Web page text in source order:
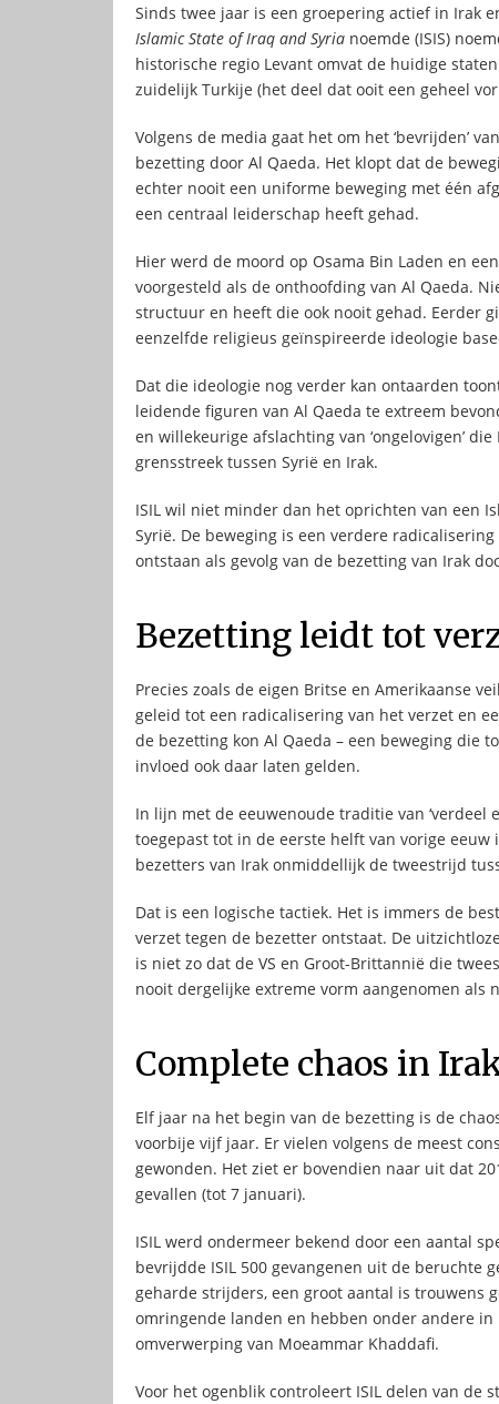
Sinds twee jaar is een groepering actief in Irak
Islamic State of Iraq and Syria noemde (ISIS)
historische regio Levant omvat de huidige
zuidelijk Turkije (het deel dat ooit een geheel
Volgens de media gaat het om het ‘bevrijden’
bezetting door Al Qaeda. Het klopt dat de
echter nooit een uniforme beweging met één
een centraal leiderschap heeft gehad.
Hier werd de moord op Osama Bin Laden en
voorgesteld als de onthoofding van Al Qaeda.
structuur en heeft die ook nooit gehad. Eerder
eenzelfde religieus geïnspireerde ideologie
Dat die ideologie nog verder kan ontaarden
leidende figuren van Al Qaeda te extreem
en willekeurige afslachting van ‘ongelovigen’
grensstreek tussen Syrië en Irak.
ISIL wil niet minder dan het oprichten van een
Syrië. De beweging is een verdere
ontstaan als gevolg van de bezetting van Irak
Bezetting leidt tot
Precies zoals de eigen Britse en Amerikaanse
geleid tot een radicalisering van het verzet en
de bezetting kon Al Qaeda – een beweging die
invloed ook daar laten gelden.
In lijn met de eeuwenoude traditie van ‘verdeel
toegepast tot in de eerste helft van vorige
bezetters van Irak onmiddellijk de tweestrijd
Dat is een logische tactiek. Het is immers de
verzet tegen de bezetter ontstaat. De
is niet zo dat de VS en Groot-Brittannië die
nooit dergelijke extreme vorm aangenomen als
Complete chaos in
Elf jaar na het begin van de bezetting is de
voorbije vijf jaar. Er vielen volgens de meest
gewonden. Het ziet er bovendien naar uit dat
gevallen (tot 7 januari).
ISIL werd ondermeer bekend door een aantal
bevrijdde ISIL 500 gevangenen uit de beruchte
geharde strijders, een groot aantal is trouwens
omringende landen en hebben onder andere in
omverwerping van Moeammar Khaddafi.
Voor het ogenblik controleert ISIL delen van de